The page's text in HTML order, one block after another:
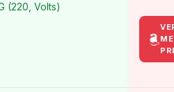
(220, Volts)